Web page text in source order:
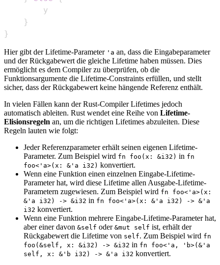
}
}
Hier gibt der Lifetime-Parameter 'a an, dass die Eingabeparameter
und der Rückgabewert die gleiche Lifetime haben müssen. Dies
ermöglicht es dem Compiler zu überprüfen, ob die
Funktionsargumente die Lifetime-Constraints erfüllen, und stellt
sicher, dass der Rückgabewert keine hängende Referenz enthält.
In vielen Fällen kann der Rust-Compiler Lifetimes jedoch
automatisch ableiten. Rust wendet eine Reihe von Lifetime-
Elisionsregeln an, um die richtigen Lifetimes abzuleiten. Diese
Regeln lauten wie folgt:
Jeder Referenzparameter erhält seinen eigenen Lifetime-
Parameter. Zum Beispiel wird fn foo(x: &i32) in fn
foo<'a>(x: &'a i32) konvertiert.
Wenn eine Funktion einen einzelnen Eingabe-Lifetime-
Parameter hat, wird diese Lifetime allen Ausgabe-Lifetime-
Parametern zugewiesen. Zum Beispiel wird fn foo<'a>(x:
&'a i32) -> &i32 in fn foo<'a>(x: &'a i32) -> &'a
i32 konvertiert.
Wenn eine Funktion mehrere Eingabe-Lifetime-Parameter hat,
aber einer davon &self oder &mut self ist, erhält der
Rückgabewert die Lifetime von self. Zum Beispiel wird fn
foo(&self, x: &i32) -> &i32 in fn foo<'a, 'b>(&'a
self, x: &'b i32) -> &'a i32 konvertiert.